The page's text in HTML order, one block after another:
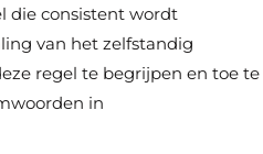
die consistent wordt
van het zelfstandig
regel te begrijpen en toe te
in